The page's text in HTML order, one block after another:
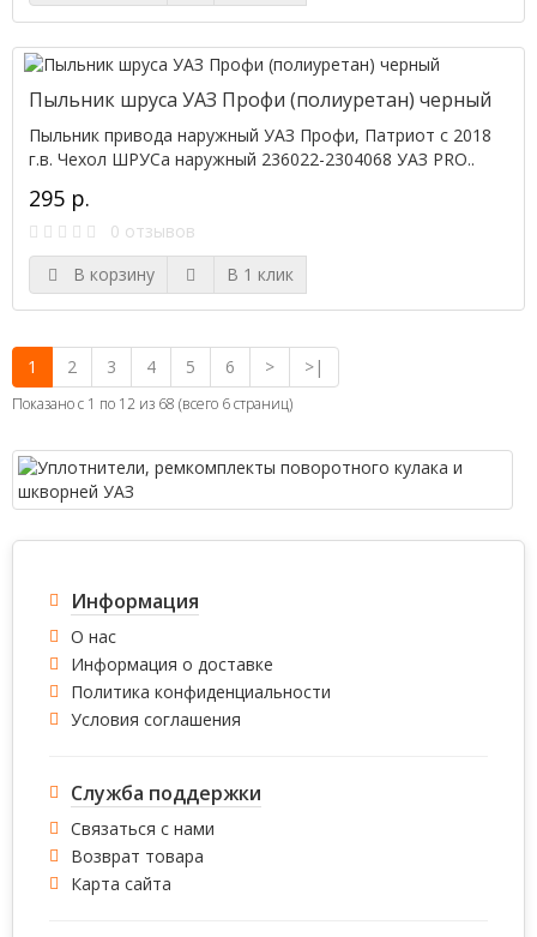
Пыльник шруса УАЗ Профи (полиуретан) черный
Пыльник привода наружный УАЗ Профи, Патриот с 2018
г.в. Чехол ШРУСа наружный 236022-2304068 УАЗ PRO..
295 р.
0 отзывов
В корзину
В 1 клик
1 2 3 4 5 6 > >|
Показано с 1 по 12 из 68 (всего 6 страниц)
Информация
О нас
Информация о доставке
Политика конфиденциальности
Условия соглашения
Служба поддержки
Связаться с нами
Возврат товара
Карта сайта